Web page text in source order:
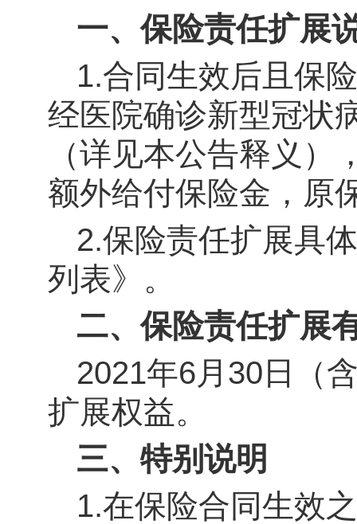
一、保险责任扩展
1.合同生效后且保
经医院确诊新型冠状
（详见本公告释义
额外给付保险金，原
2.保险责任扩展具
列表》。
二、保险责任扩展
2021年6月30日（
扩展权益。
三、特别说明
1.在保险合同生效